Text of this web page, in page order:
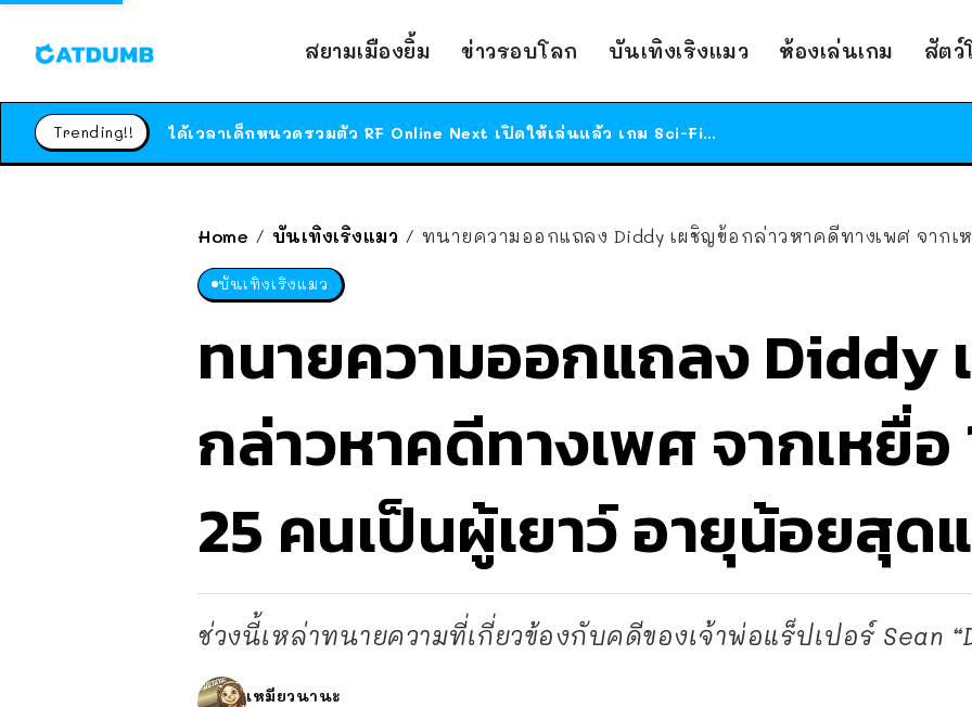
สยามเมืองยิ้ม ข่าวรอบโลก บันเทิงเริงแมว ห้องเล่นเกม สัตว์
Trending!!
ร้านอาหารในนิวยอร์กประกาศปิดตัวลง หลังอยู่มานานกว่า 45 ปี ติดป้ายขอบคุณลูกค้าทุกคน แถมสูตรทำไวท์ซอสให้แบบจัดเต็ม
ได้เวลาเด็กหนวดรวมตัว RF Online Next เปิดให้เล่นแล้ว เกม Sci-Fi MMORPG ระดับตำนาน เล่นได้ทั้งมือถือและ PC
Home / บันเทิงเริงแมว / ทนายความออกแถลง Diddy เผชิญข้อกล่าวหาคดีทางเพศ จากเหยื่อ 120 คน –
บันเทิงเริงแมว
ทนายความออกแถลง Diddy
กล่าวหาคดีทางเพศ จากเหยื่อ
25 คนเป็นผู้เยาว์ อายุน้อยสุด
ช่วงนี้เหล่าทนายความที่เกี่ยวข้องกับคดีของเจ้าพ่อแร็ปเปอร์ Sean
เหมียวนานะ